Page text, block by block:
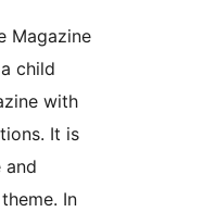
Magazine
child
with
It is
and
In